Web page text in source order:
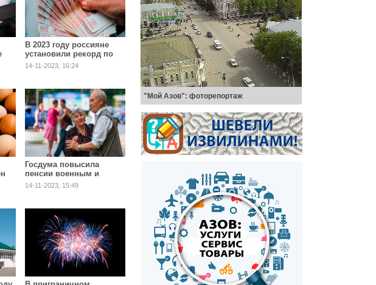
В 2023 году россияне
установили рекорд по
количеству
микрозаймов
14-11-2023, 16:24
Госдума повысила
пенсии военным и
неработающим
пенсионерам на 2024 год
14-11-2023, 15:49
"Мой Азов": фоторепортаж